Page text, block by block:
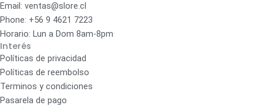
Email: ventas@slore.cl
Phone: +56 9 4621 7223
Horario: Lun a Dom 8am-8pm
Interés
Políticas de privacidad
Políticas de reembolso
Terminos y condiciones
Pasarela de pago